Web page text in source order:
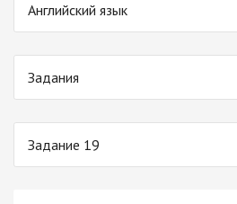
Английский язык
Задания
Задание 19